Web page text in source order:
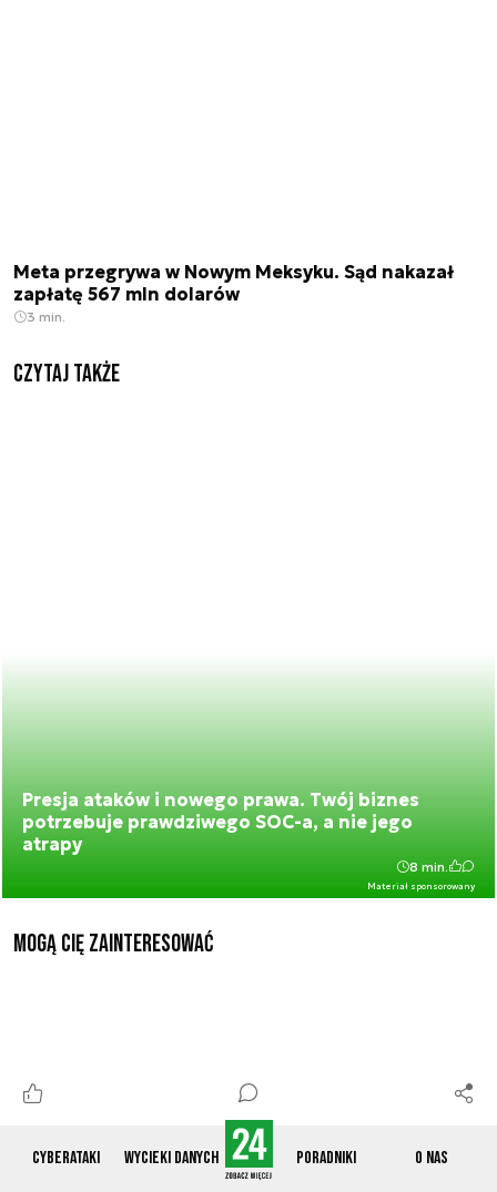
Cyberataki Wycieki danych Poradniki O nas
Meta przegrywa w Nowym Meksyku. Sąd nakazał
zapłatę 567 mln dolarów
3 min.
Czytaj także
Presja ataków i nowego prawa. Twój biznes
potrzebuje prawdziwego SOC-a, a nie jego
atrapy
Materiał sponsorowany
8 min.
Mogą Cię zainteresować